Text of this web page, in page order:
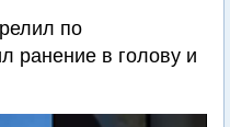
по
ранение в голову и